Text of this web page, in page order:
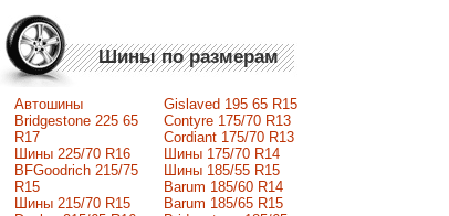
Шины по размерам
Автошины
Bridgestone 225 65
R17
Шины 225/70 R16
BFGoodrich 215/75
R15
Шины 215/70 R15
Gislaved 195 65 R15
Contyre 175/70 R13
Cordiant 175/70 R13
Шины 175/70 R14
Шины 185/55 R15
Barum 185/60 R14
Barum 185/65 R15